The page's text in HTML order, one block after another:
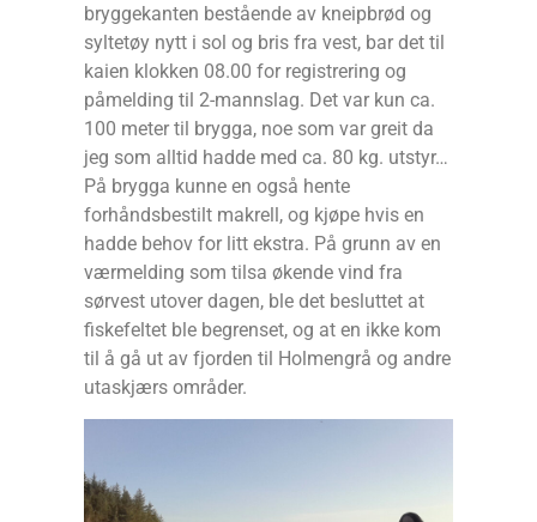
bryggekanten bestående av kneipbrød og
syltetøy nytt i sol og bris fra vest, bar det til
kaien klokken 08.00 for registrering og
påmelding til 2-mannslag. Det var kun ca.
100 meter til brygga, noe som var greit da
jeg som alltid hadde med ca. 80 kg. utstyr…
På brygga kunne en også hente
forhåndsbestilt makrell, og kjøpe hvis en
hadde behov for litt ekstra. På grunn av en
værmelding som tilsa økende vind fra
sørvest utover dagen, ble det besluttet at
fiskefeltet ble begrenset, og at en ikke kom
til å gå ut av fjorden til Holmengrå og andre
utaskjærs områder.